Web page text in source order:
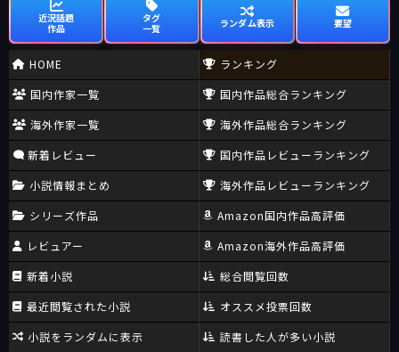
近況話題
作品
タグ
一覧
ランダム表示 要望
HOME
国内作家一覧
海外作家一覧
新着レビュー
小説情報まとめ
シリーズ作品
レビュアー
新着小説
最近閲覧された小説
小説をランダムに表示
ランキング
国内作品総合ランキング
海外作品総合ランキング
国内作品レビューランキング
海外作品レビューランキング
Amazon国内作品高評価
Amazon海外作品高評価
総合閲覧回数
オススメ投票回数
読書した人が多い小説